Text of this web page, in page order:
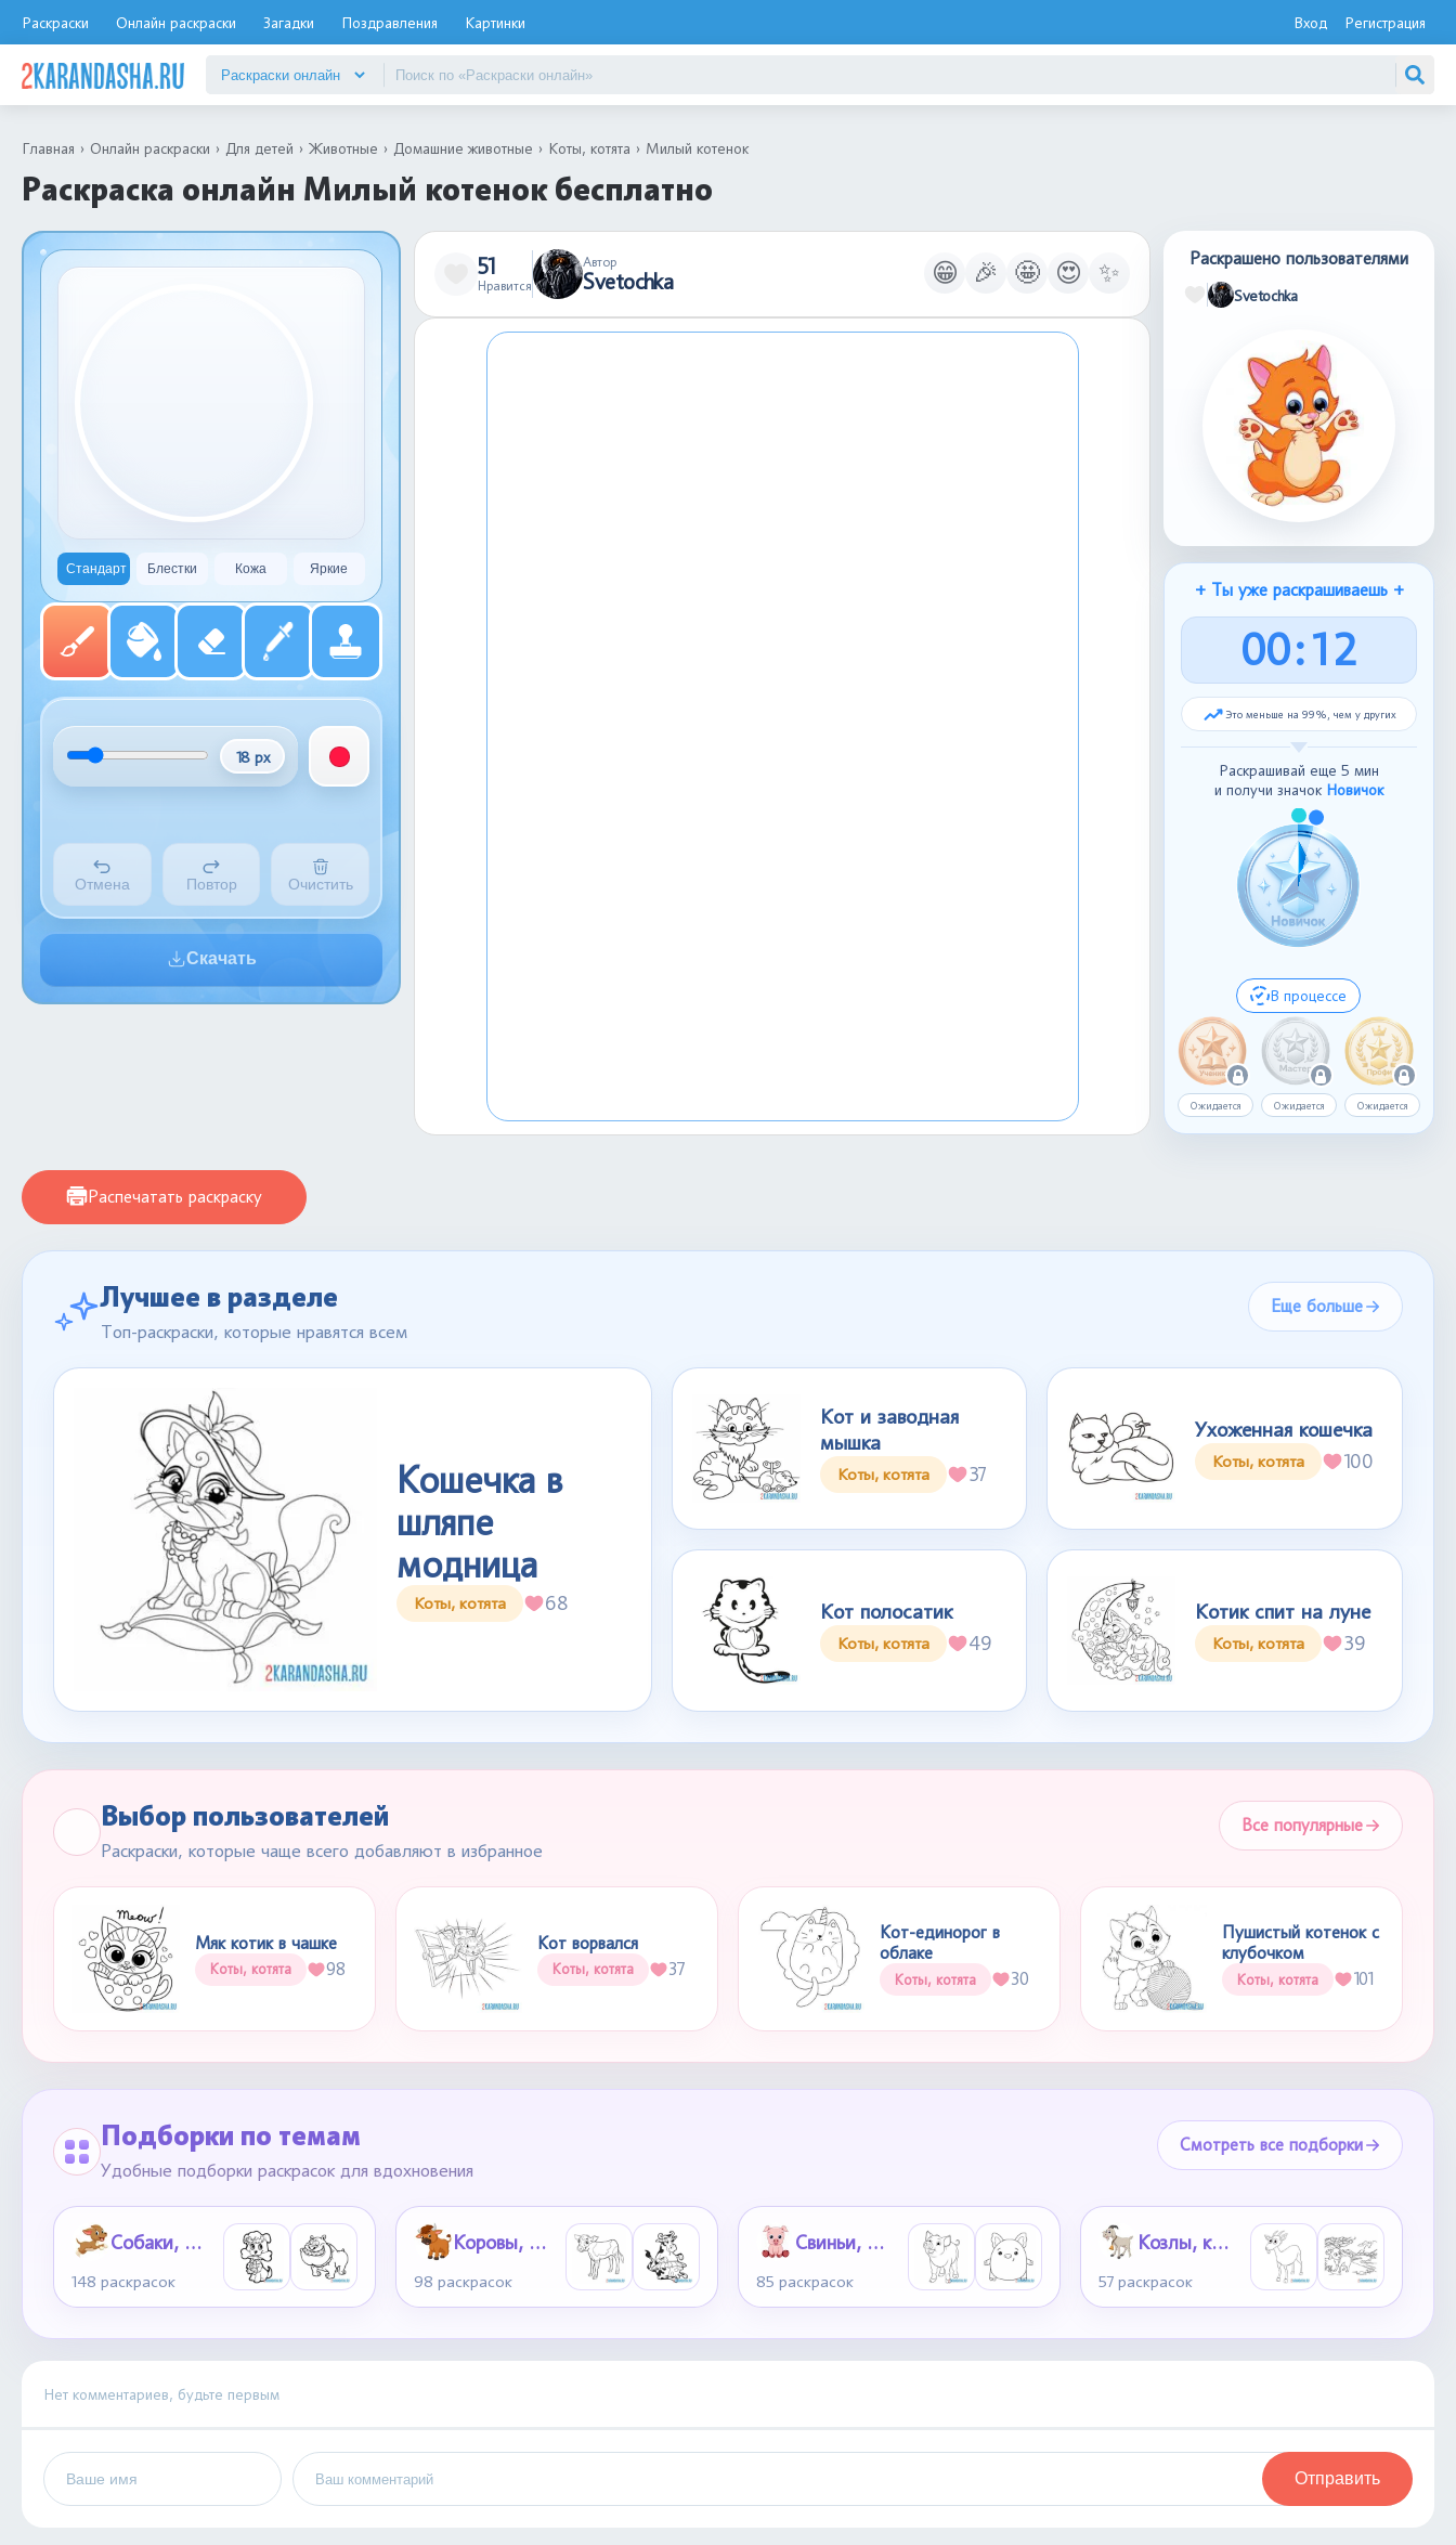
Раскраски Онлайн раскраски Загадки Поздравления Картинки Вход Регистрация
Главная Онлайн раскраски Для детей Животные Домашние животные Коты, котята Милый котенок
Раскраска онлайн Милый котенок бесплатно
Стандарт Блестки Кожа Яркие
18 px
Отмена Повтор Очистить
Скачать
51
Нравится
Автор
Svetochka 😁 🎉 🤩 😍 ✨ Раскрашено пользователями
Svetochka
+ Ты уже раскрашиваешь +
00:12
Это меньше на 99%, чем у других
Раскрашивай еще 5 мин
и получи значок Новичок
В процессе
Ожидается Ожидается Ожидается
Распечатать раскраску
Лучшее в разделе
Топ-раскраски, которые нравятся всем
Еще больше
Кошечка в
шляпе
модница
Коты, котята 68
Кот и заводная
мышка
Коты, котята 37
Ухоженная кошечка
Коты, котята 100
Кот полосатик
Коты, котята 49
Котик спит на луне
Коты, котята 39
Выбор пользователей
Раскраски, которые чаще всего добавляют в избранное
Все популярные
Мяк котик в чашке
Коты, котята 98
Кот ворвался
Коты, котята 37
Кот-единорог в
облаке
Коты, котята 30
Пушистый котенок с
клубочком
Коты, котята 101
Подборки по темам
Удобные подборки раскрасок для вдохновения
Смотреть все подборки
Собаки, щенки
148 раскрасок
Коровы, Быки
98 раскрасок
Свиньи, поросята
85 раскрасок
Козлы, козлята
57 раскрасок
Нет комментариев, будьте первым
Отправить